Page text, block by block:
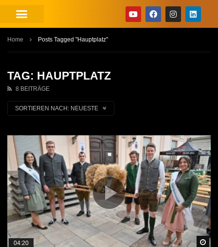
Home Posts Tagged "Hauptplatz"
TAG: HAUPTPLATZ
8 BEITRÄGE
SORTIEREN NACH: NEUESTE
04:20